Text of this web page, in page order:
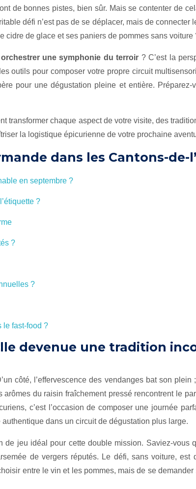
de bonnes pistes, bien sûr. Mais se contenter de
défi n’est pas de se déplacer, mais de
cidre de glace et ses paniers de pommes sans voiture
orchestrer une symphonie du terroir ? C’est la
outils pour composer votre propre circuit
pour une dégustation pleine et entière. Préparez-
transformer chaque aspect de votre visite, des
la logistique épicurienne de votre prochaine
dans les Cantons-de-
en septembre ?
?
?
?
le fast-food ?
devenue une tradition
côté, l’effervescence des vendanges bat son
arômes du raisin fraîchement pressé rencontrent le
c’est l’occasion de composer une journée
authentique dans un circuit de dégustation plus large.
jeu idéal pour cette double mission. Saviez-vous
de vergers réputés. Le défi, sans voiture, est
entre le vin et les pommes, mais de se